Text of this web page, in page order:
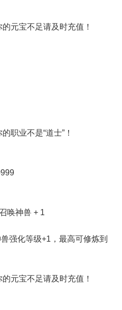
元宝不足请及时充值！
职业不是“道士”！
唤神兽 + 1
强化等级+1，最高可修炼到
元宝不足请及时充值！